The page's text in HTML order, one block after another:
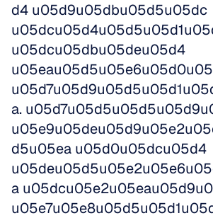
d4 u05d9u05dbu05d5u05dc
u05dcu05dbu05deu05d4
a.
d5u05ea u05d0u05dcu05d4
a